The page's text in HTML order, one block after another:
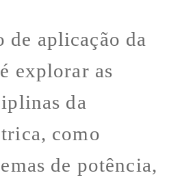
de aplicação da
explorar as
da
como
de potência,